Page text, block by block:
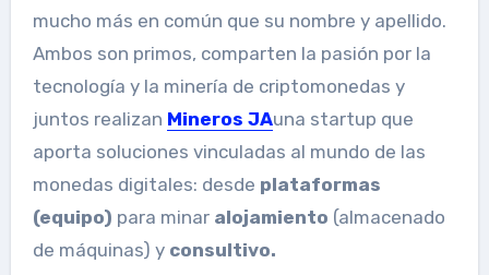
mucho más en común que su nombre y apellido.
Ambos son primos, comparten la pasión por la
tecnología y la minería de criptomonedas y
juntos realizan Mineros JAuna startup que
aporta soluciones vinculadas al mundo de las
monedas digitales: desde plataformas
(equipo) para minar alojamiento (almacenado
de máquinas) y consultivo.